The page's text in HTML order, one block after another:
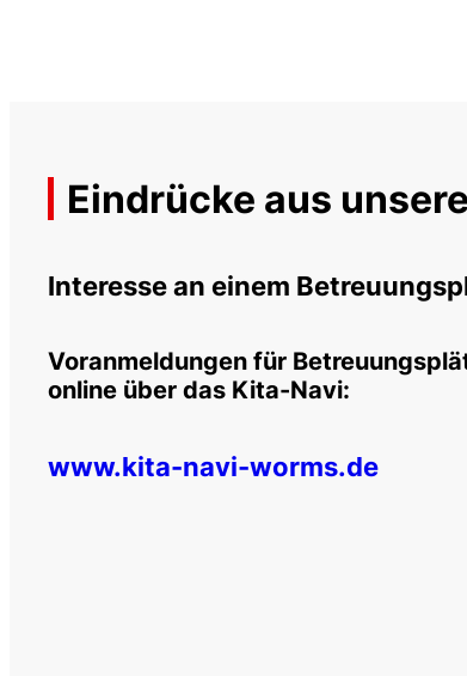
Eindrücke aus
Interesse an einem
Voranmeldungen für
online über das Kita-Navi:
www.kita-navi-worms.de